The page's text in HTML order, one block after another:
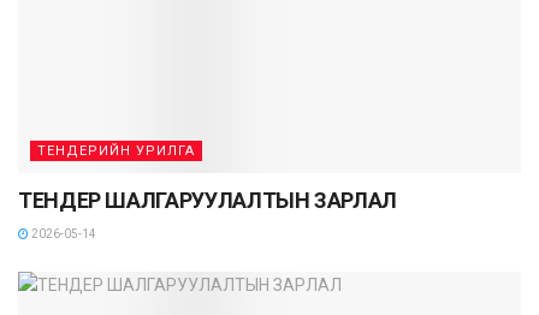
ТЕНДЕРИЙН УРИЛГА
ТЕНДЕР ШАЛГАРУУЛАЛТЫН ЗАРЛАЛ
2026-05-14